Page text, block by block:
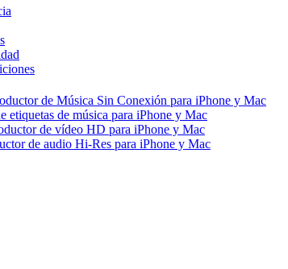
de Música Sin Conexión para iPhone y Mac
etiquetas de música para iPhone y Mac
de vídeo HD para iPhone y Mac
de audio Hi-Res para iPhone y Mac